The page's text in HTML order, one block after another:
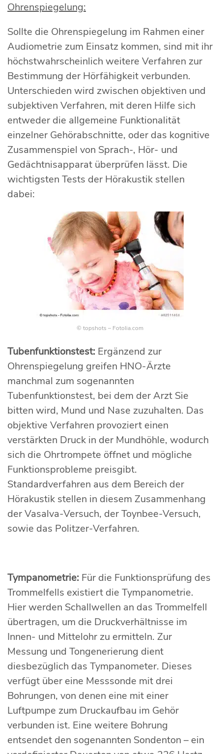
Ohrenspiegelung:
Sollte die Ohrenspiegelung im Rahmen einer
Audiometrie zum Einsatz kommen, sind mit ihr
höchstwahrscheinlich weitere Verfahren zur
Bestimmung der Hörfähigkeit verbunden.
Unterschieden wird zwischen objektiven und
subjektiven Verfahren, mit deren Hilfe sich
entweder die allgemeine Funktionalität
einzelner Gehörabschnitte, oder das kognitive
Zusammenspiel von Sprach-, Hör- und
Gedächtnisapparat überprüfen lässt. Die
wichtigsten Tests der Hörakustik stellen
dabei:
© topshots – Fotolia.com
Tubenfunktionstest: Ergänzend zur
Ohrenspiegelung greifen HNO-Ärzte
manchmal zum sogenannten
Tubenfunktionstest, bei dem der Arzt Sie
bitten wird, Mund und Nase zuzuhalten. Das
objektive Verfahren provoziert einen
verstärkten Druck in der Mundhöhle, wodurch
sich die Ohrtrompete öffnet und mögliche
Funktionsprobleme preisgibt.
Standardverfahren aus dem Bereich der
Hörakustik stellen in diesem Zusammenhang
der Vasalva-Versuch, der Toynbee-Versuch,
sowie das Politzer-Verfahren.
Tympanometrie: Für die Funktionsprüfung des
Trommelfells existiert die Tympanometrie.
Hier werden Schallwellen an das Trommelfell
übertragen, um die Druckverhältnisse im
Innen- und Mittelohr zu ermitteln. Zur
Messung und Tongenerierung dient
diesbezüglich das Tympanometer. Dieses
verfügt über eine Messsonde mit drei
Bohrungen, von denen eine mit einer
Luftpumpe zum Druckaufbau im Gehör
verbunden ist. Eine weitere Bohrung
entsendet den sogenannten Sondenton – ein